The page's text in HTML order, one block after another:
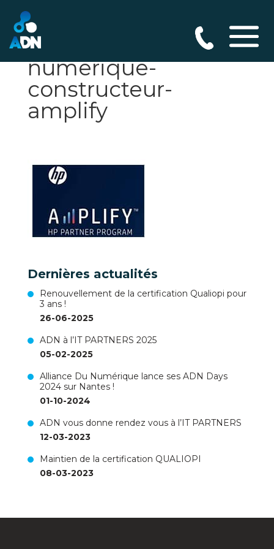
alliance-du-
numerique-
constructeur-
amplify
Dernières actualités
Renouvellement de la certification Qualiopi pour
3 ans !
26-06-2025
ADN à l’IT PARTNERS 2025
05-02-2025
Alliance Du Numérique lance ses ADN Days
2024 sur Nantes !
01-10-2024
ADN vous donne rendez vous à l’IT PARTNERS
12-03-2023
Maintien de la certification QUALIOPI
08-03-2023